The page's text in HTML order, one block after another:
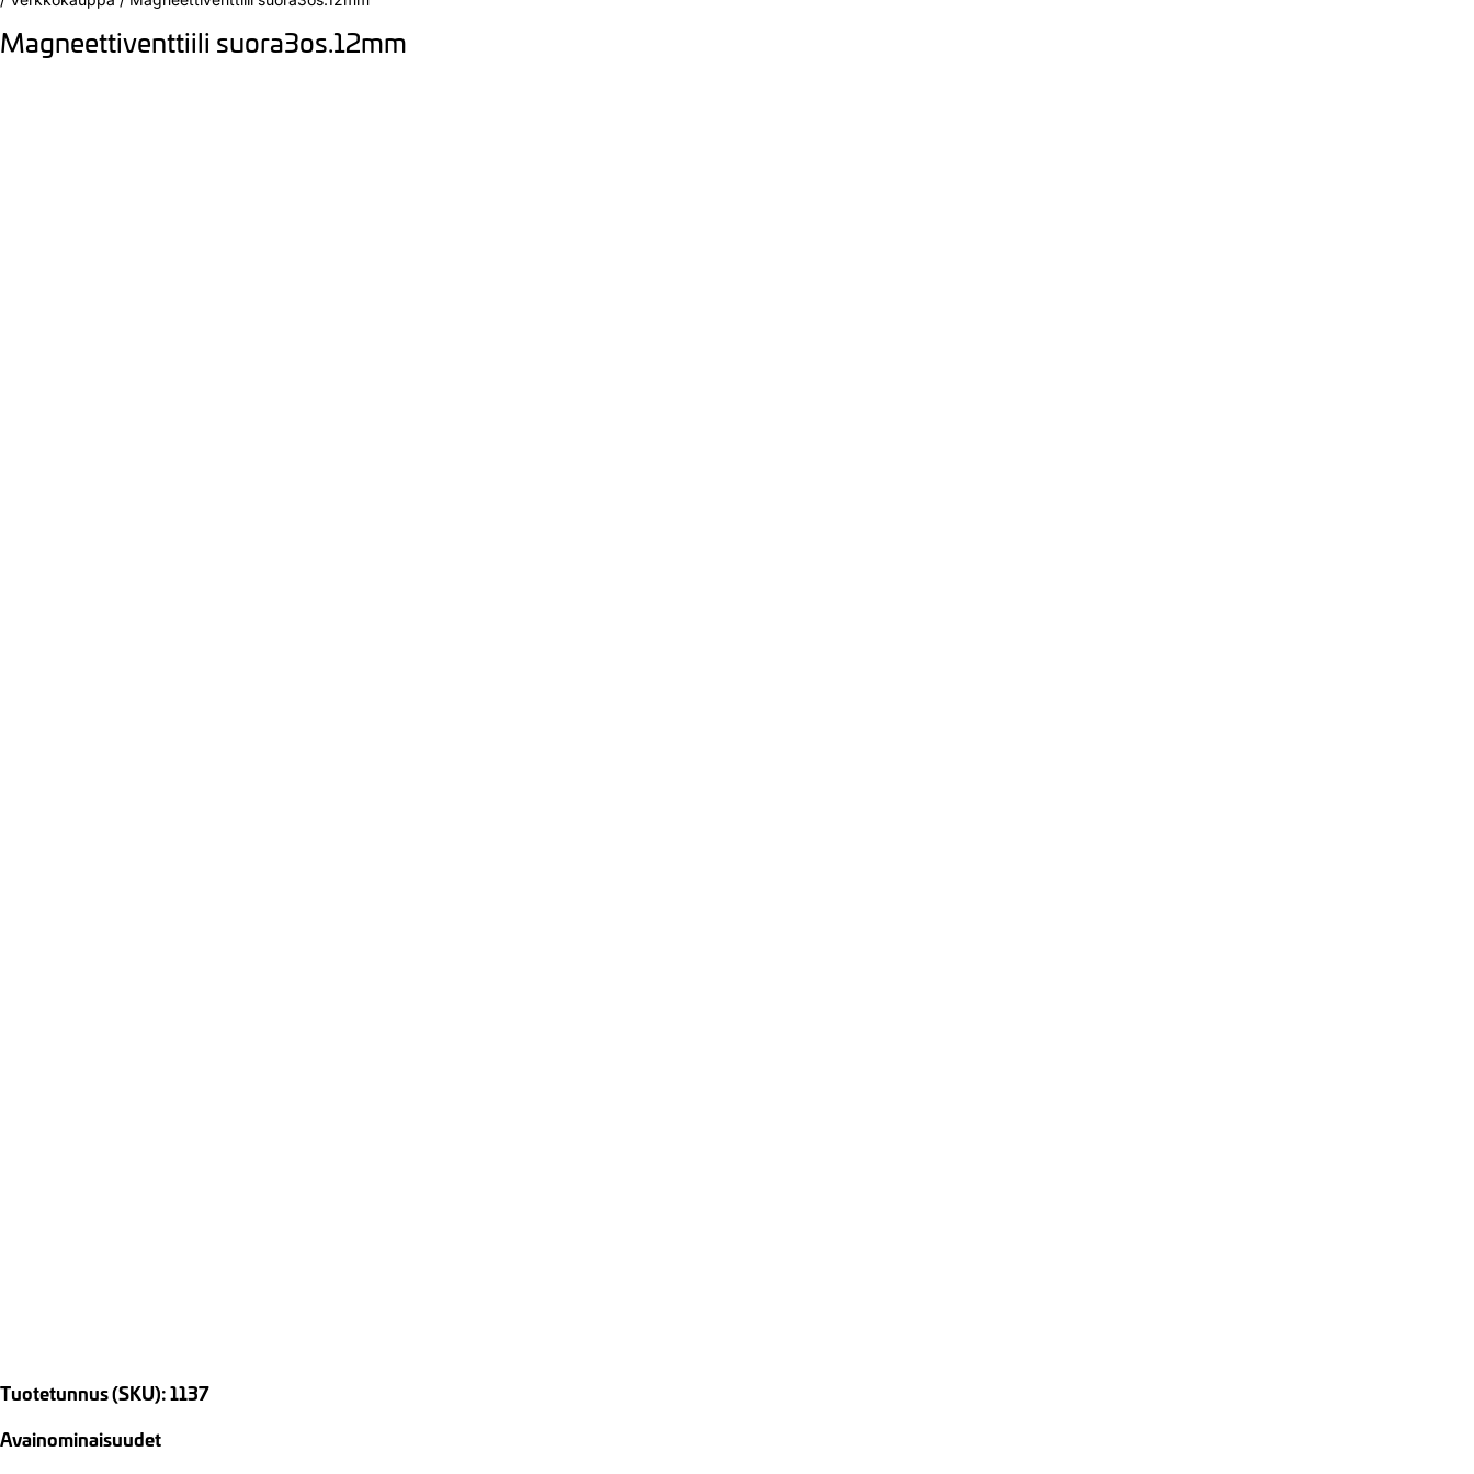
Magneettiventtiili suora3os.12mm
Tuotetunnus (SKU): 1137
Avainominaisuudet